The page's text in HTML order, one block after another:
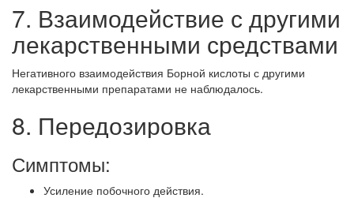
7. Взаимодействие с другими
лекарственными средствами
Негативного взаимодействия Борной кислоты с другими
лекарственными препаратами не наблюдалось.
8. Передозировка
Симптомы:
Усиление побочного действия.